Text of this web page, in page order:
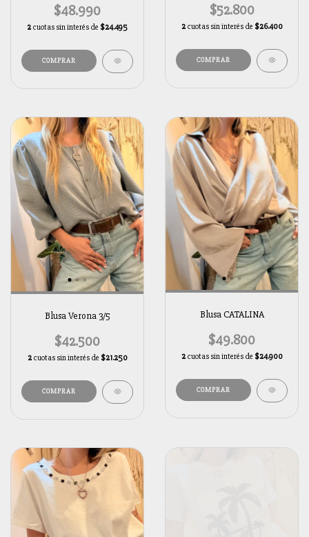
$48.990
2 cuotas sin interés de $24.495
$52.800
2 cuotas sin interés de $26.400
Blusa Verona 3/5
$42.500
2 cuotas sin interés de $21.250
Blusa CATALINA
$49.800
2 cuotas sin interés de $24.900